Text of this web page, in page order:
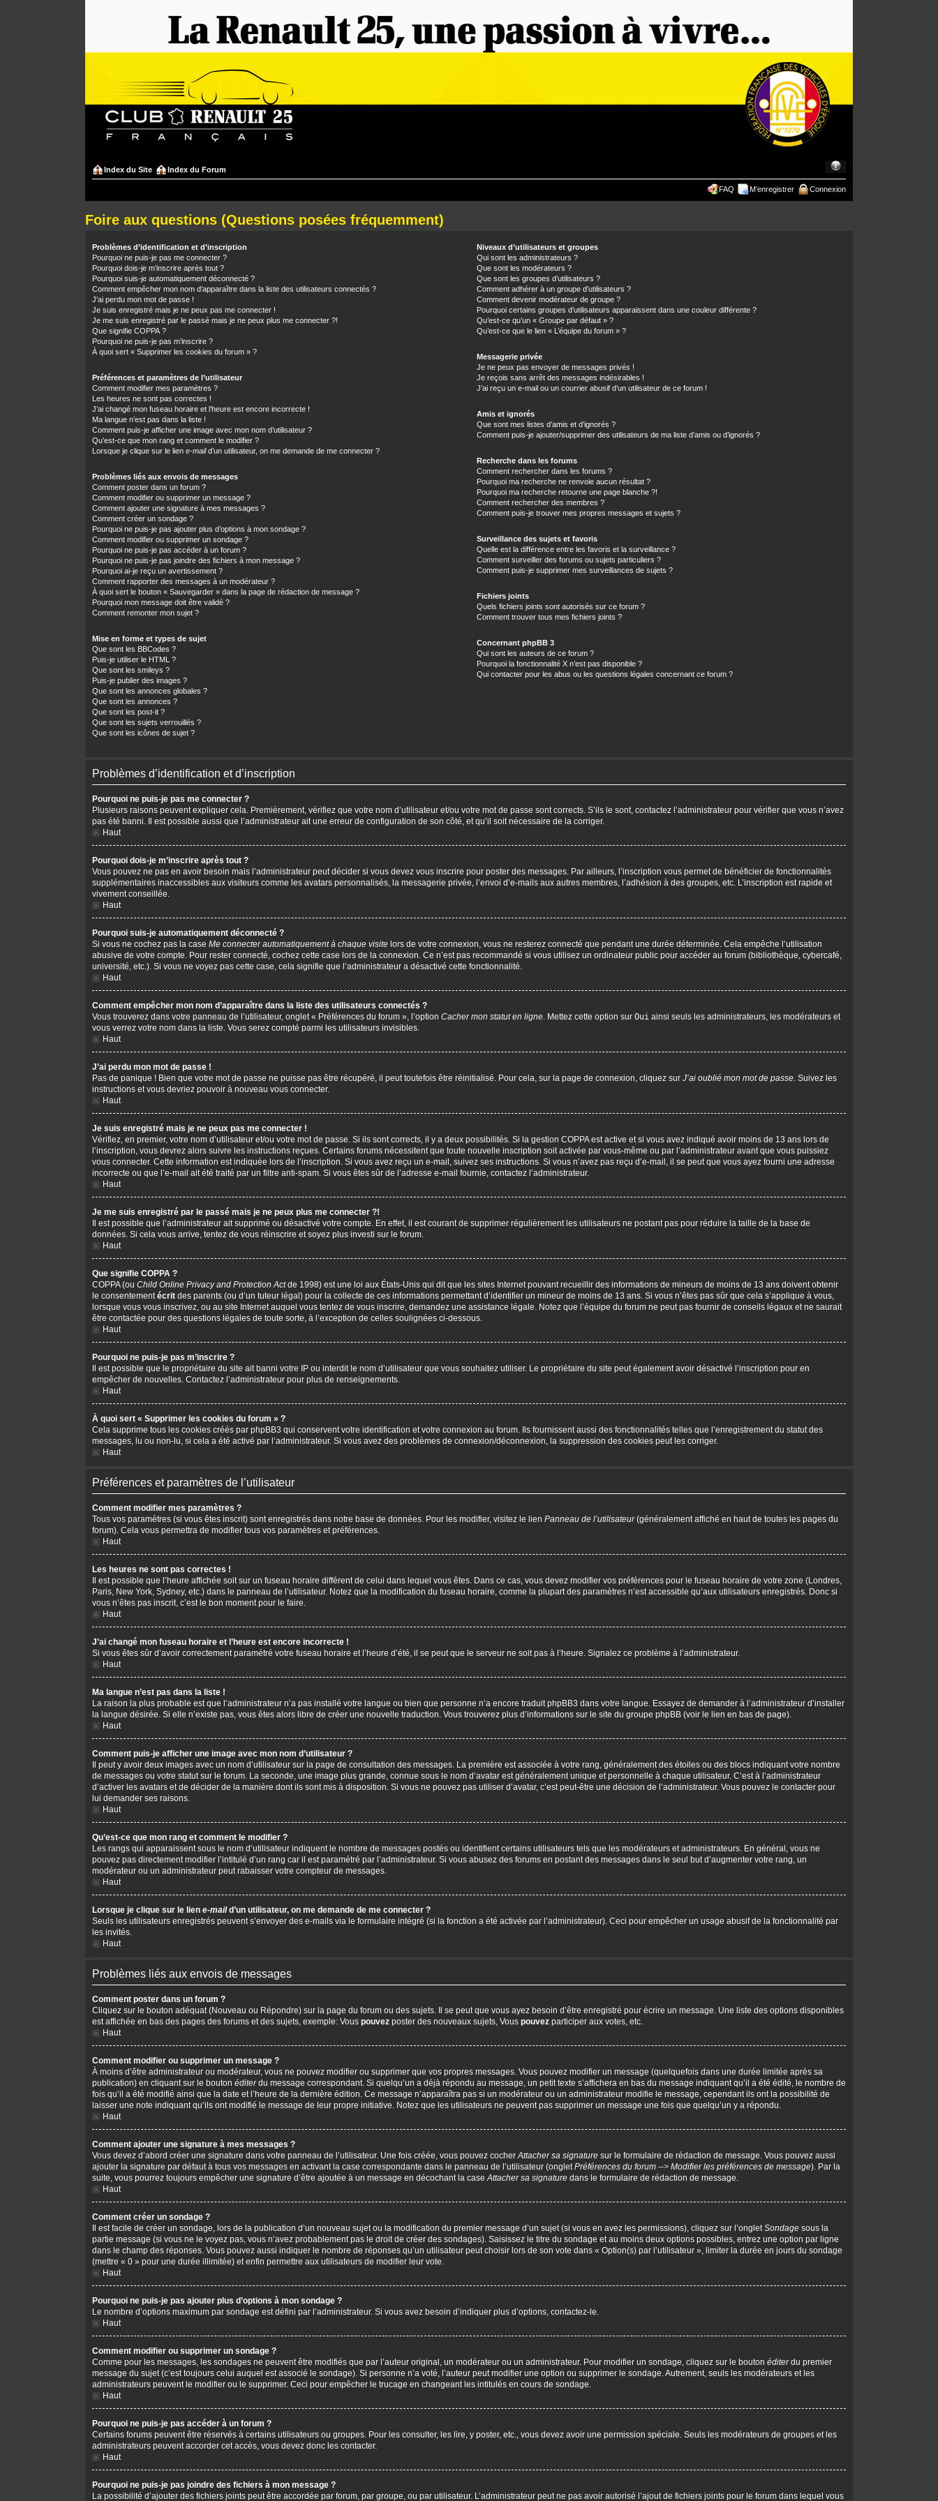
Index du Site Index du Forum
FAQ M’enregistrer Connexion
Foire aux questions (Questions posées fréquemment)
Problèmes d’identification et d’inscription
Pourquoi ne puis-je pas me connecter ?
Pourquoi dois-je m’inscrire après tout ?
Pourquoi suis-je automatiquement déconnecté ?
Comment empêcher mon nom d’apparaître dans la liste des utilisateurs connectés ?
J’ai perdu mon mot de passe !
Je suis enregistré mais je ne peux pas me connecter !
Je me suis enregistré par le passé mais je ne peux plus me connecter ?!
Que signifie COPPA ?
Pourquoi ne puis-je pas m’inscrire ?
À quoi sert « Supprimer les cookies du forum » ?
Préférences et paramètres de l’utilisateur
Comment modifier mes paramètres ?
Les heures ne sont pas correctes !
J’ai changé mon fuseau horaire et l’heure est encore incorrecte !
Ma langue n’est pas dans la liste !
Comment puis-je afficher une image avec mon nom d’utilisateur ?
Qu’est-ce que mon rang et comment le modifier ?
Lorsque je clique sur le lien e-maild’un utilisateur, on me demande de me connecter ?
Problèmes liés aux envois de messages
Comment poster dans un forum ?
Comment modifier ou supprimer un message ?
Comment ajouter une signature à mes messages ?
Comment créer un sondage ?
Pourquoi ne puis-je pas ajouter plus d’options à mon sondage ?
Comment modifier ou supprimer un sondage ?
Pourquoi ne puis-je pas accéder à un forum ?
Pourquoi ne puis-je pas joindre des fichiers à mon message ?
Pourquoi ai-je reçu un avertissement ?
Comment rapporter des messages à un modérateur ?
À quoi sert le bouton « Sauvegarder » dans la page de rédaction de message ?
Pourquoi mon message doit être validé ?
Comment remonter mon sujet ?
Mise en forme et types de sujet
Que sont les BBCodes ?
Puis-je utiliser le HTML ?
Que sont les smileys ?
Puis-je publier des images ?
Que sont les annonces globales ?
Que sont les annonces ?
Que sont les post-it ?
Que sont les sujets verrouillés ?
Que sont les icônes de sujet ?
Niveaux d’utilisateurs et groupes
Qui sont les administrateurs ?
Que sont les modérateurs ?
Que sont les groupes d’utilisateurs ?
Comment adhérer à un groupe d’utilisateurs ?
Comment devenir modérateur de groupe ?
Pourquoi certains groupes d’utilisateurs apparaissent dans une couleur différente ?
Qu’est-ce qu’un « Groupe par défaut » ?
Qu’est-ce que le lien « L’équipe du forum » ?
Messagerie privée
Je ne peux pas envoyer de messages privés !
Je reçois sans arrêt des messages indésirables !
J’ai reçu un e-mail ou un courrier abusif d’un utilisateur de ce forum !
Amis et ignorés
Que sont mes listes d’amis et d’ignorés ?
Comment puis-je ajouter/supprimer des utilisateurs de ma liste d’amis ou d’ignorés ?
Recherche dans les forums
Comment rechercher dans les forums ?
Pourquoi ma recherche ne renvoie aucun résultat ?
Pourquoi ma recherche retourne une page blanche ?!
Comment rechercher des membres ?
Comment puis-je trouver mes propres messages et sujets ?
Surveillance des sujets et favoris
Quelle est la différence entre les favoris et la surveillance ?
Comment surveiller des forums ou sujets particuliers ?
Comment puis-je supprimer mes surveillances de sujets ?
Fichiers joints
Quels fichiers joints sont autorisés sur ce forum ?
Comment trouver tous mes fichiers joints ?
Concernant phpBB 3
Qui sont les auteurs de ce forum ?
Pourquoi la fonctionnalité X n’est pas disponible ?
Qui contacter pour les abus ou les questions légales concernant ce forum ?
Problèmes d’identification et d’inscription
Pourquoi ne puis-je pas me connecter ?
Plusieurs raisons peuvent expliquer cela. Premièrement, vérifiez que votre nom d’utilisateur et/ou votre mot de passe sont corrects. S’ils le sont, contactez l’administrateur pour vérifier que vous n’avez
pas été banni. Il est possible aussi que l’administrateur ait une erreur de configuration de son côté, et qu’il soit nécessaire de la corriger.
Haut
Pourquoi dois-je m’inscrire après tout ?
Vous pouvez ne pas en avoir besoin mais l’administrateur peut décider si vous devez vous inscrire pour poster des messages. Par ailleurs, l’inscription vous permet de bénéficier de fonctionnalités
supplémentaires inaccessibles aux visiteurs comme les avatars personnalisés, la messagerie privée, l’envoi d’e-mails aux autres membres, l’adhésion à des groupes, etc. L’inscription est rapide et
vivement conseillée.
Haut
Pourquoi suis-je automatiquement déconnecté ?
Si vous ne cochez pas la case Me connecter automatiquement à chaque visite lors de votre connexion, vous ne resterez connecté que pendant une durée déterminée. Cela empêche l’utilisation
abusive de votre compte. Pour rester connecté, cochez cette case lors de la connexion. Ce n’est pas recommandé si vous utilisez un ordinateur public pour accéder au forum (bibliothèque, cybercafé,
université, etc.). Si vous ne voyez pas cette case, cela signifie que l’administrateur a désactivé cette fonctionnalité.
Haut
Comment empêcher mon nom d’apparaître dans la liste des utilisateurs connectés ?
Vous trouverez dans votre panneau de l’utilisateur, onglet « Préférences du forum », l’option Cacher mon statut en ligne. Mettez cette option sur Oui ainsi seuls les administrateurs, les modérateurs et
vous verrez votre nom dans la liste. Vous serez compté parmi les utilisateurs invisibles.
Haut
J’ai perdu mon mot de passe !
Pas de panique ! Bien que votre mot de passe ne puisse pas être récupéré, il peut toutefois être réinitialisé. Pour cela, sur la page de connexion, cliquez sur J’ai oublié mon mot de passe. Suivez les
instructions et vous devriez pouvoir à nouveau vous connecter.
Haut
Je suis enregistré mais je ne peux pas me connecter !
Vérifiez, en premier, votre nom d’utilisateur et/ou votre mot de passe. Si ils sont corrects, il y a deux possibilités. Si la gestion COPPA est active et si vous avez indiqué avoir moins de 13 ans lors de
l’inscription, vous devrez alors suivre les instructions reçues. Certains forums nécessitent que toute nouvelle inscription soit activée par vous-même ou par l’administrateur avant que vous puissiez
vous connecter. Cette information est indiquée lors de l’inscription. Si vous avez reçu un e-mail, suivez ses instructions. Si vous n’avez pas reçu d’e-mail, il se peut que vous ayez fourni une adresse
incorrecte ou que l’e-mail ait été traité par un filtre anti-spam. Si vous êtes sûr de l’adresse e-mail fournie, contactez l’administrateur.
Haut
Je me suis enregistré par le passé mais je ne peux plus me connecter ?!
Il est possible que l’administrateur ait supprimé ou désactivé votre compte. En effet, il est courant de supprimer régulièrement les utilisateurs ne postant pas pour réduire la taille de la base de
données. Si cela vous arrive, tentez de vous réinscrire et soyez plus investi sur le forum.
Haut
Que signifie COPPA ?
COPPA (ou Child Online Privacy and Protection Actde 1998) est une loi aux États-Unis qui dit que les sites Internet pouvant recueillir des informations de mineurs de moins de 13 ans doivent obtenir
le consentementécrit des parents (ou d’un tuteur légal) pour la collecte de ces informations permettant d’identifier un mineur de moins de 13 ans. Si vous n’êtes pas sûr que cela s’applique à vous,
lorsque vous vous inscrivez, ou au site Internet auquel vous tentez de vous inscrire, demandez une assistance légale. Notez que l’équipe du forum ne peut pas fournir de conseils légaux et ne saurait
être contactée pour des questions légales de toute sorte, à l’exception de celles soulignées ci-dessous.
Haut
Pourquoi ne puis-je pas m’inscrire ?
Il est possible que le propriétaire du site ait banni votre IP ou interdit le nom d’utilisateur que vous souhaitez utiliser. Le propriétaire du site peut également avoir désactivé l’inscription pour en
empêcher de nouvelles. Contactez l’administrateur pour plus de renseignements.
Haut
À quoi sert « Supprimer les cookies du forum » ?
Cela supprime tous les cookies créés par phpBB3 qui conservent votre identification et votre connexion au forum. Ils fournissent aussi des fonctionnalités telles que l’enregistrement du statut des
messages, lu ou non-lu, si cela a été activé par l’administrateur. Si vous avez des problèmes de connexion/déconnexion, la suppression des cookies peut les corriger.
Haut
Préférences et paramètres de l’utilisateur
Comment modifier mes paramètres ?
Tous vos paramètres (si vous êtes inscrit) sont enregistrés dans notre base de données. Pour les modifier, visitez le lien Panneau de l’utilisateur(généralement affiché en haut de toutes les pages du
forum). Cela vous permettra de modifier tous vos paramètres et préférences.
Haut
Les heures ne sont pas correctes !
Il est possible que l’heure affichée soit sur un fuseau horaire différent de celui dans lequel vous êtes. Dans ce cas, vous devez modifier vos préférences pour le fuseau horaire de votre zone (Londres,
Paris, New York, Sydney, etc.) dans le panneau de l’utilisateur. Notez que la modification du fuseau horaire, comme la plupart des paramètres n’est accessible qu’aux utilisateurs enregistrés. Donc si
vous n’êtes pas inscrit, c’est le bon moment pour le faire.
Haut
J’ai changé mon fuseau horaire et l’heure est encore incorrecte !
Si vous êtes sûr d’avoir correctement paramétré votre fuseau horaire et l’heure d’été, il se peut que le serveur ne soit pas à l’heure. Signalez ce problème à l’administrateur.
Haut
Ma langue n’est pas dans la liste !
La raison la plus probable est que l’administrateur n’a pas installé votre langue ou bien que personne n’a encore traduit phpBB3 dans votre langue. Essayez de demander à l’administrateur d’installer
la langue désirée. Si elle n’existe pas, vous êtes alors libre de créer une nouvelle traduction. Vous trouverez plus d’informations sur le site du groupe phpBB (voir le lien en bas de page).
Haut
Comment puis-je afficher une image avec mon nom d’utilisateur ?
Il peut y avoir deux images avec un nom d’utilisateur sur la page de consultation des messages. La première est associée à votre rang, généralement des étoiles ou des blocs indiquant votre nombre
de messages ou votre statut sur le forum. La seconde, une image plus grande, connue sous le nom d’avatar est généralement unique et personnelle à chaque utilisateur. C’est à l’administrateur
d’activer les avatars et de décider de la manière dont ils sont mis à disposition. Si vous ne pouvez pas utiliser d’avatar, c’est peut-être une décision de l’administrateur. Vous pouvez le contacter pour
lui demander ses raisons.
Haut
Qu’est-ce que mon rang et comment le modifier ?
Les rangs qui apparaissent sous le nom d’utilisateur indiquent le nombre de messages postés ou identifient certains utilisateurs tels que les modérateurs et administrateurs. En général, vous ne
pouvez pas directement modifier l’intitulé d’un rang car il est paramétré par l’administrateur. Si vous abusez des forums en postant des messages dans le seul but d’augmenter votre rang, un
modérateur ou un administrateur peut rabaisser votre compteur de messages.
Haut
Lorsque je clique sur le lien e-maild’un utilisateur, on me demande de me connecter ?
Seuls les utilisateurs enregistrés peuvent s’envoyer des e-mails via le formulaire intégré (si la fonction a été activée par l’administrateur). Ceci pour empêcher un usage abusif de la fonctionnalité par
les invités.
Haut
Problèmes liés aux envois de messages
Comment poster dans un forum ?
Cliquez sur le bouton adéquat (Nouveau ou Répondre) sur la page du forum ou des sujets. Il se peut que vous ayez besoin d’être enregistré pour écrire un message. Une liste des options disponibles
est affichée en bas des pages des forums et des sujets, exemple: Vous pouvez poster des nouveaux sujets, Vous pouvez participer aux votes, etc.
Haut
Comment modifier ou supprimer un message ?
À moins d’être administrateur ou modérateur, vous ne pouvez modifier ou supprimer que vos propres messages. Vous pouvez modifier un message (quelquefois dans une durée limitée après sa
publication) en cliquant sur le bouton éditerdu message correspondant. Si quelqu’un a déjà répondu au message, un petit texte s’affichera en bas du message indiquant qu’il a été édité, le nombre de
fois qu’il a été modifié ainsi que la date et l’heure de la dernière édition. Ce message n’apparaîtra pas si un modérateur ou un administrateur modifie le message, cependant ils ont la possibilité de
laisser une note indiquant qu’ils ont modifié le message de leur propre initiative. Notez que les utilisateurs ne peuvent pas supprimer un message une fois que quelqu’un y a répondu.
Haut
Comment ajouter une signature à mes messages ?
Vous devez d’abord créer une signature dans votre panneau de l’utilisateur. Une fois créée, vous pouvez cocherAttacher sa signature sur le formulaire de rédaction de message. Vous pouvez aussi
ajouter la signature par défaut à tous vos messages en activant la case correspondante dans le panneau de l’utilisateur (ongletPréférences du forum --> Modifier les préférences de message). Par la
suite, vous pourrez toujours empêcher une signature d’être ajoutée à un message en décochant la caseAttacher sa signature dans le formulaire de rédaction de message.
Haut
Comment créer un sondage ?
Il est facile de créer un sondage, lors de la publication d’un nouveau sujet ou la modification du premier message d’un sujet (si vous en avez les permissions), cliquez sur l’ongletSondage sous la
partie message (si vous ne le voyez pas, vous n’avez probablement pas le droit de créer des sondages). Saisissez le titre du sondage et au moins deux options possibles, entrez une option par ligne
dans le champ des réponses. Vous pouvez aussi indiquer le nombre de réponses qu’un utilisateur peut choisir lors de son vote dans « Option(s) par l’utilisateur », limiter la durée en jours du sondage
(mettre « 0 » pour une durée illimitée) et enfin permettre aux utilisateurs de modifier leur vote.
Haut
Pourquoi ne puis-je pas ajouter plus d’options à mon sondage ?
Le nombre d’options maximum par sondage est défini par l’administrateur. Si vous avez besoin d’indiquer plus d’options, contactez-le.
Haut
Comment modifier ou supprimer un sondage ?
Comme pour les messages, les sondages ne peuvent être modifiés que par l’auteur original, un modérateur ou un administrateur. Pour modifier un sondage, cliquez sur le bouton éditerdu premier
message du sujet (c’est toujours celui auquel est associé le sondage). Si personne n’a voté, l’auteur peut modifier une option ou supprimer le sondage. Autrement, seuls les modérateurs et les
administrateurs peuvent le modifier ou le supprimer. Ceci pour empêcher le trucage en changeant les intitulés en cours de sondage.
Haut
Pourquoi ne puis-je pas accéder à un forum ?
Certains forums peuvent être réservés à certains utilisateurs ou groupes. Pour les consulter, les lire, y poster, etc., vous devez avoir une permission spéciale. Seuls les modérateurs de groupes et les
administrateurs peuvent accorder cet accès, vous devez donc les contacter.
Haut
Pourquoi ne puis-je pas joindre des fichiers à mon message ?
La possibilité d’ajouter des fichiers joints peut être accordée par forum, par groupe, ou par utilisateur. L’administrateur peut ne pas avoir autorisé l’ajout de fichiers joints pour le forum dans lequel vous